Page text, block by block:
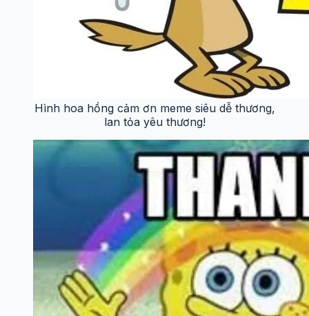
Hình hoa hồng cảm ơn meme siêu dễ thương,
lan tỏa yêu thương!